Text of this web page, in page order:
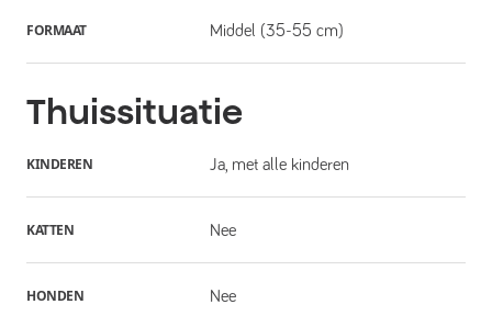
FORMAAT Middel (35-55 cm)
Thuissituatie
KINDEREN Ja, met alle kinderen
KATTEN Nee
HONDEN Nee